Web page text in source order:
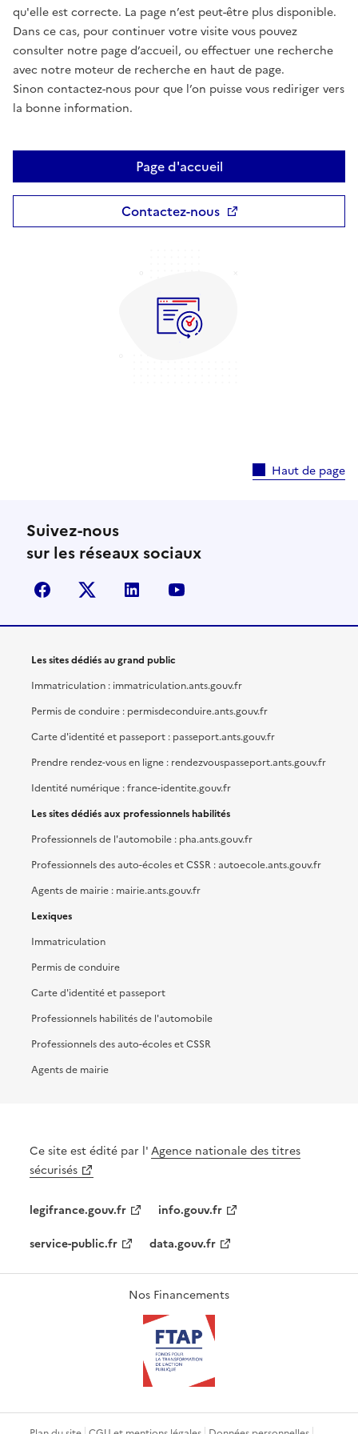
qu'elle est correcte. La page n’est peut-être plus disponible.
Dans ce cas, pour continuer votre visite vous pouvez
consulter notre page d’accueil, ou effectuer une recherche
avec notre moteur de recherche en haut de page.
Sinon contactez-nous pour que l’on puisse vous rediriger vers
la bonne information.
Page d'accueil
Contactez-nous
Haut de page
Suivez-nous
sur les réseaux sociaux
facebook X (anciennement Twitter)
linkedin
Les sites dédiés au grand public
Immatriculation : immatriculation.ants.gouv.fr
Permis de conduire : permisdeconduire.ants.gouv.fr
Carte d'identité et passeport : passeport.ants.gouv.fr
Prendre rendez-vous en ligne : rendezvouspasseport.ants.gouv.fr
Identité numérique : france-identite.gouv.fr
Les sites dédiés aux professionnels habilités
Professionnels de l'automobile : pha.ants.gouv.fr
Professionnels des auto-écoles et CSSR : autoecole.ants.gouv.fr
Agents de mairie : mairie.ants.gouv.fr
Lexiques
Immatriculation
Permis de conduire
Carte d'identité et passeport
Professionnels habilités de l'automobile
Professionnels des auto-écoles et CSSR
Agents de mairie
Ce site est édité par l'Agence nationale des titres
sécurisés
legifrance.gouv.fr
info.gouv.fr
service-public.fr
data.gouv.fr
Nos Financements